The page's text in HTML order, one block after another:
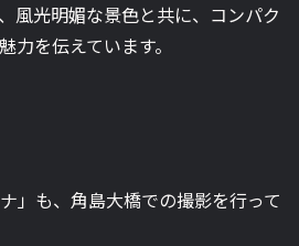
風光明媚な景色と共に、コンパク
力を伝えています。
」も、角島大橋での撮影を行って